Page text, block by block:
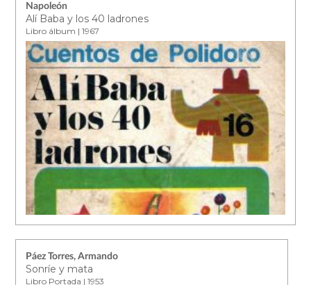
Napoleón
Alí Baba y los 40 ladrones
Libro álbum | 1967
Páez Torres, Armando
Sonríe y mata
Libro Portada | 1953